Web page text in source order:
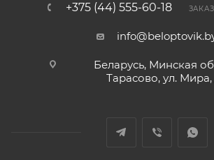
+375 (44) 555-60-18
Беларусь, Минская
Тарасово, ул. Мира,